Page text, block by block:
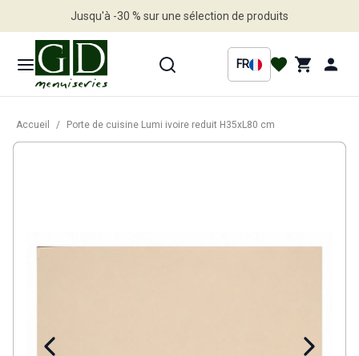
Jusqu'à -30 % sur une sélection de produits
FR
Accueil / Porte de cuisine Lumi ivoire reduit H35xL80 cm